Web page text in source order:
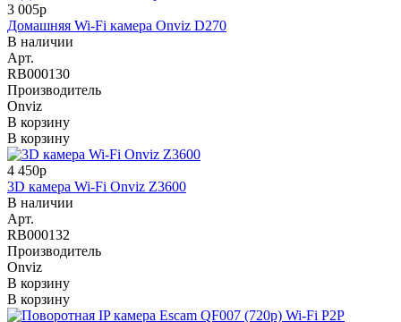
3 005р
Домашняя Wi-Fi камера Onviz D270
В наличии
Арт.
RB000130
Производитель
Onviz
В корзину
В корзину
4 450р
3D камера Wi-Fi Onviz Z3600
В наличии
Арт.
RB000132
Производитель
Onviz
В корзину
В корзину